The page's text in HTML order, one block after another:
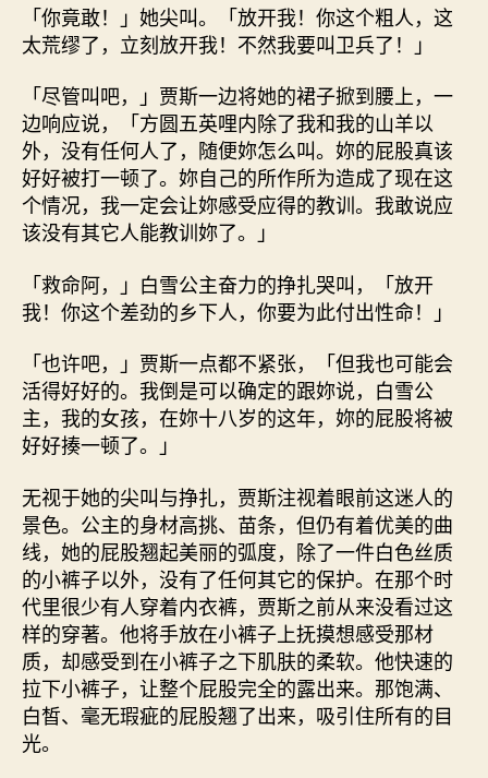
「你竟敢！」她尖叫。「放开我！你这个粗人，这
太荒缪了，立刻放开我！不然我要叫卫兵了！」
「尽管叫吧，」贾斯一边将她的裙子掀到腰上，一
边响应说，「方圆五英哩内除了我和我的山羊以
外，没有任何人了，随便妳怎么叫。妳的屁股真该
好好被打一顿了。妳自己的所作所为造成了现在这
个情况，我一定会让妳感受应得的教训。我敢说应
该没有其它人能教训妳了。」
「救命阿，」白雪公主奋力的挣扎哭叫，「放开
我！你这个差劲的乡下人，你要为此付出性命！」
「也许吧，」贾斯一点都不紧张，「但我也可能会
活得好好的。我倒是可以确定的跟妳说，白雪公
主，我的女孩，在妳十八岁的这年，妳的屁股将被
好好揍一顿了。」
无视于她的尖叫与挣扎，贾斯注视着眼前这迷人的
景色。公主的身材高挑、苗条，但仍有着优美的曲
线，她的屁股翘起美丽的弧度，除了一件白色丝质
的小裤子以外，没有了任何其它的保护。在那个时
代里很少有人穿着内衣裤，贾斯之前从来没看过这
样的穿著。他将手放在小裤子上抚摸想感受那材
质，却感受到在小裤子之下肌肤的柔软。他快速的
拉下小裤子，让整个屁股完全的露出来。那饱满、
白皙、毫无瑕疵的屁股翘了出来，吸引住所有的目
光。